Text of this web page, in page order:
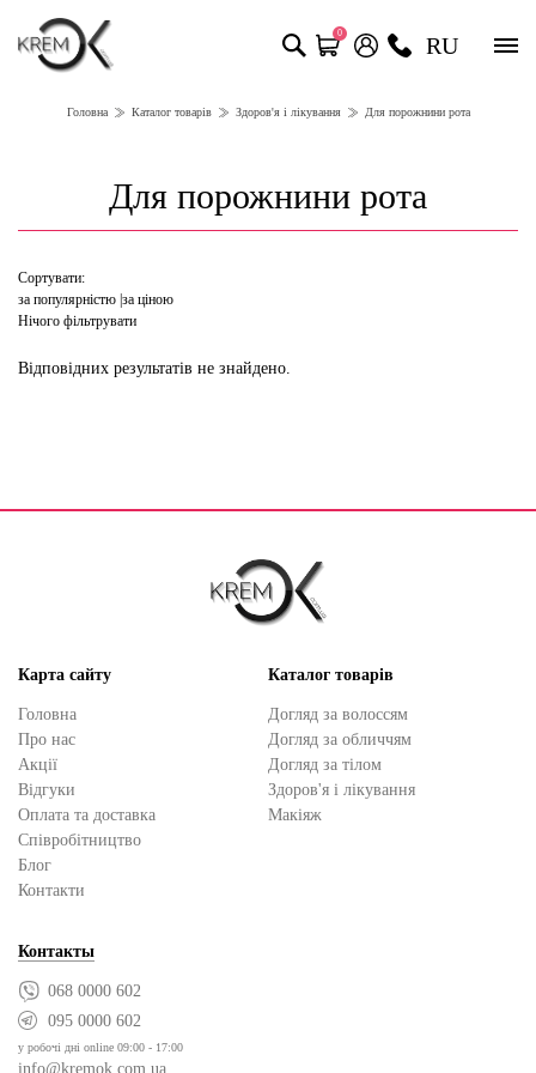
0 RU
Головна Каталог товарів Здоров'я і лікування Для порожнини рота
Для порожнини рота
Сортувати:
за популярністю за ціною
Нічого фільтрувати
Відповідних результатів не знайдено.
Карта сайту
Головна
Про нас
Акції
Відгуки
Оплата та доставка
Cпівробітництво
Блог
Контакти
Каталог товарів
Догляд за волоссям
Догляд за обличчям
Догляд за тілом
Здоров'я і лікування
Макіяж
Контакты
068 0000 602
095 0000 602
у робочі дні online 09:00 - 17:00
info@kremok.com.ua